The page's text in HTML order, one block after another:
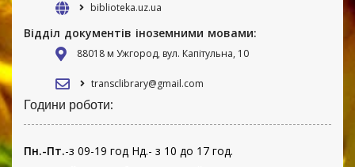
biblioteka.uz.ua
Відділ документів іноземними мовами:
88018 м Ужгород, вул. Капітульна, 10
transclibrary@gmail.com
Години роботи:
Пн.-Пт.-з 09-19 год Нд.- з 10 до 17 год.